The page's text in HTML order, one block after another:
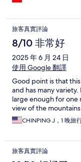
旅客真實評論
8/10 非常好
2025 年 6 月 24 日
使用 Google 翻譯
Good point is that
and has many variety.
large enough for one
view of the
CHINPING J，1 晚旅
旅客真實評論